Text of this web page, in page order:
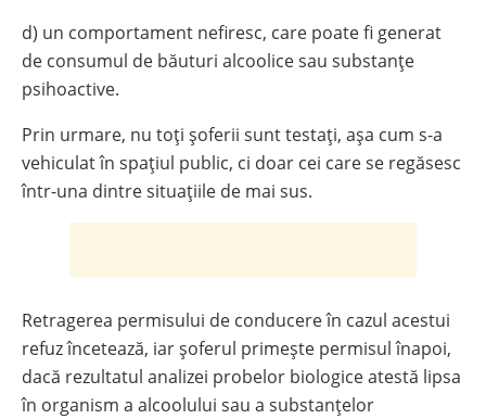
d) un comportament nefiresc, care poate fi generat
de consumul de băuturi alcoolice sau substanțe
psihoactive.
Prin urmare, nu toți șoferii sunt testați, așa cum s-a
vehiculat în spațiul public, ci doar cei care se regăsesc
într-una dintre situațiile de mai sus.
Retragerea permisului de conducere în cazul acestui
refuz încetează, iar șoferul primește permisul înapoi,
dacă rezultatul analizei probelor biologice atestă lipsa
în organism a alcoolului sau a substanțelor